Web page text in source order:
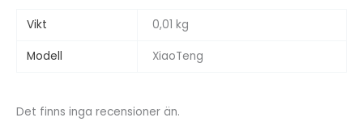
Vikt 0,01 kg
Modell XiaoTeng
Det finns inga recensioner än.